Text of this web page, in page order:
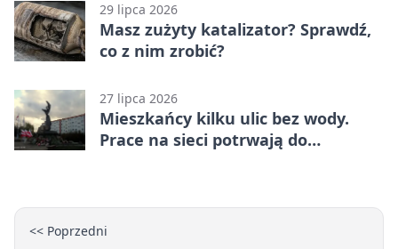
29 lipca 2026
Masz zużyty katalizator? Sprawdź,
co z nim zrobić?
27 lipca 2026
Mieszkańcy kilku ulic bez wody.
Prace na sieci potrwają do
<< Poprzedni